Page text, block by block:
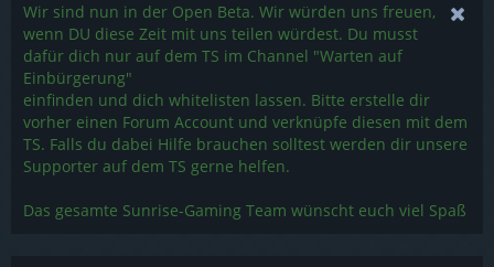
Wir sind nun in der Open Beta. Wir würden uns freuen,
wenn DU diese Zeit mit uns teilen würdest. Du musst
dafür dich nur auf dem TS im Channel "Warten auf
Einbürgerung"
einfinden und dich whitelisten lassen. Bitte erstelle dir
vorher einen Forum Account und verknüpfe diesen mit dem
TS. Falls du dabei Hilfe brauchen solltest werden dir unsere
Supporter auf dem TS gerne helfen.
Das gesamte Sunrise-Gaming Team wünscht euch viel Spaß